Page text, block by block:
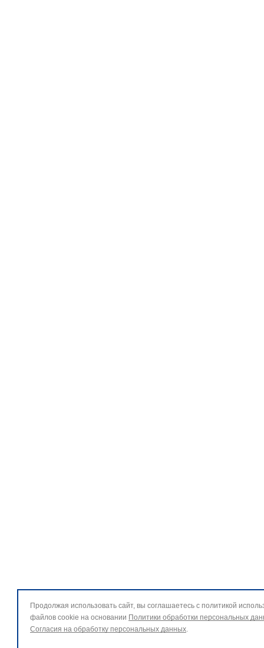
Продолжая использовать сайт, вы соглашаетесь с политикой
файлов cookie на основании Политики обработки персональных
Согласия на обработку персональных данных.